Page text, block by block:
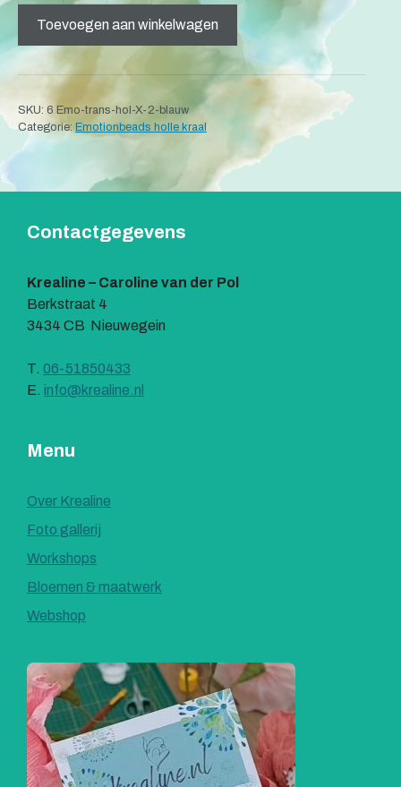
blauw
Toevoegen aan winkelwagen
n
t
SKU: 6 Emo-trans-hol-X-2-blauw
Categorie: Emotionbeads holle kraal
Contactgegevens
Krealine – Caroline van der Pol
Berkstraat 4
3434 CB Nieuwegein
T. 06-51850433
E. info@krealine.nl
Menu
Over Krealine
Foto gallerij
Workshops
Bloemen & maatwerk
Webshop